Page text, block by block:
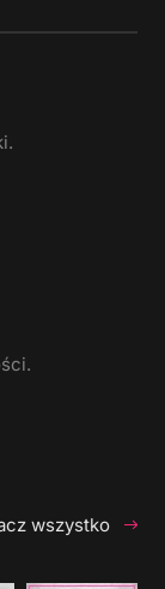
wszystko